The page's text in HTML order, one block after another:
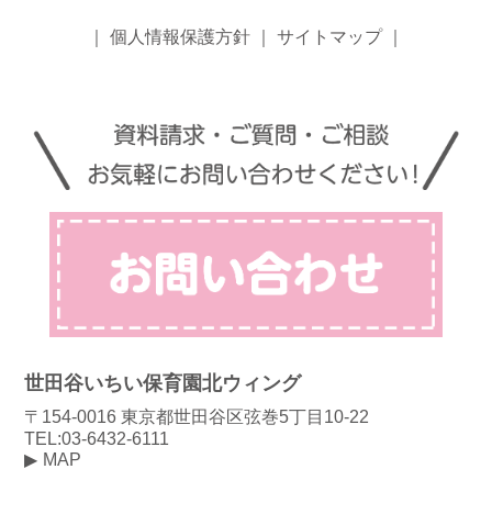
個人情報保護方針 サイトマップ｜
世田谷いちい保育園北ウィング
〒154-0016 東京都世田谷区弦巻5丁目10-22
TEL:03-6432-6111
MAP